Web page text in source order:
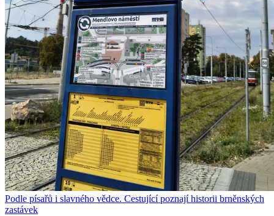
Podle písařů i slavného vědce. Cestující poznají historii brněnských
zastávek